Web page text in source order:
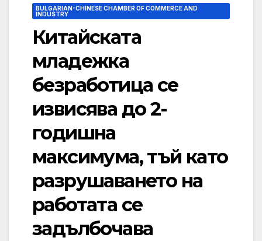
BULGARIAN-CHINESE CHAMBER OF COMMERCE AND
INDUSTRY
Китайската
младежка
безработица се
извисява до 2-
годишна
максимума, тъй като
разрушаването на
работата се
задълбочава